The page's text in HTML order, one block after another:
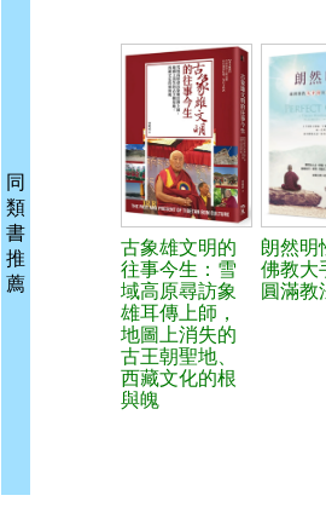
同
類
書
推
薦
古象雄文明的
往事今生：雪
域高原尋訪象
雄耳傳上師，
地圖上消失的
古王朝聖地、
西藏文化的根
與魄
朗然明
佛教大
圓滿教